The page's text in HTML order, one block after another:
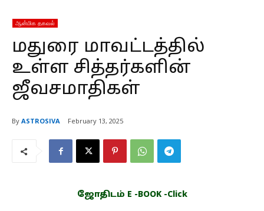
ஆன்மிக தகவல்
மதுரை மாவட்டத்தில்
உள்ள சித்தர்களின்
ஜீவசமாதிகள்
By ASTROSIVA February 13, 2025
ஜோதிடம் E -BOOK -Click